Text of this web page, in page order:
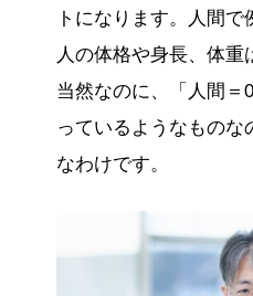
トになります。人間
人の体格や身長、体
当然なのに、「人間＝
っているようなものな
なわけです。